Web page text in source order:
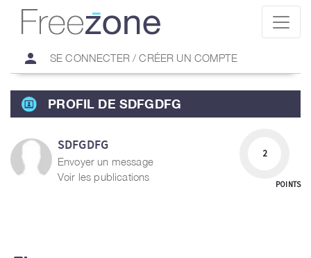
person SE CONNECTER / CRÉER UN COMPTE
PROFIL DE SDFGDFG
SDFGDFG
Envoyer un message
Voir les publications
2
POINTS